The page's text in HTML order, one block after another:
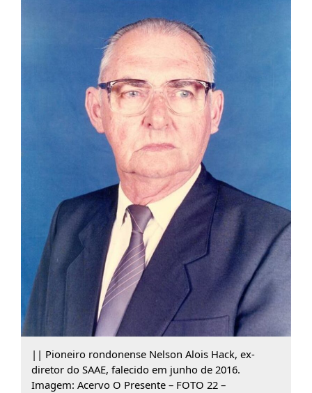
|| Pioneiro rondonense Nelson Alois Hack, ex-
diretor do SAAE, falecido em junho de 2016.
Imagem: Acervo O Presente – FOTO 22 –